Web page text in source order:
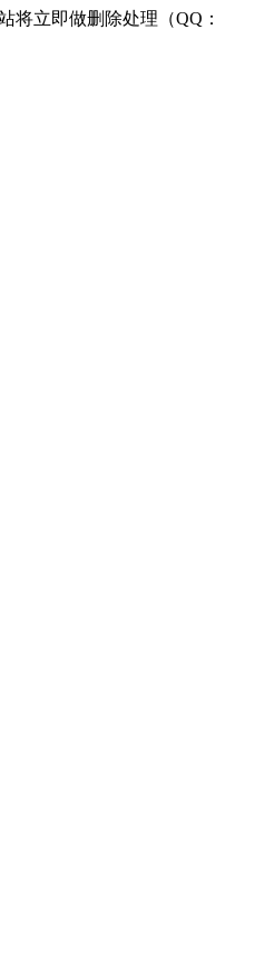
将立即做删除处理（QQ：